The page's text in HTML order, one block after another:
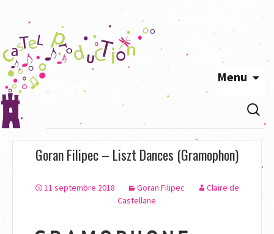
Menu
au
contenu
Goran Filipec – Liszt Dances (Gramophon)
11 septembre 2018 Goran Filipec
Claire de
Castellane